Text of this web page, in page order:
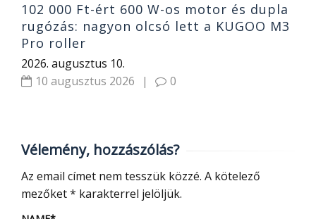
102 000 Ft-ért 600 W-os motor és dupla
rugózás: nagyon olcsó lett a KUGOO M3
Pro roller
2026. augusztus 10.
10 augusztus 2026
| 0
Vélemény, hozzászólás?
Az email címet nem tesszük közzé. A kötelező
mezőket* karakterrel jelöljük.